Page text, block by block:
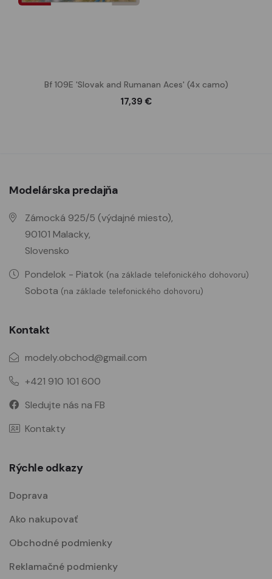
Bf 109E 'Slovak and Rumanan Aces' (4x camo)
17,39 €
Modelárska predajňa
Zámocká 925/5 (výdajné miesto),
90101 Malacky,
Slovensko
Pondelok - Piatok (na základe telefonického dohovoru)
Sobota (na základe telefonického dohovoru)
Kontakt
modely.obchod@gmail.com
+421 910 101 600
Sledujte nás na FB
Kontakty
Rýchle odkazy
Doprava
Ako nakupovať
Obchodné podmienky
Reklamačné podmienky